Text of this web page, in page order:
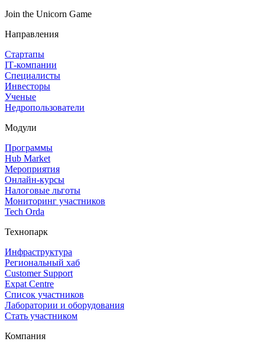
Join the Unicorn Game
Направления
Стартапы
IT‑компании
Специалисты
Инвесторы
Ученые
Недропользователи
Модули
Программы
Hub Market
Мероприятия
Онлайн‑курсы
Налоговые льготы
Мониторинг участников
Tech Orda
Технопарк
Инфраструктура
Региональный хаб
Customer Support
Expat Centre
Список участников
Лаборатории и оборудования
Стать участником
Компания